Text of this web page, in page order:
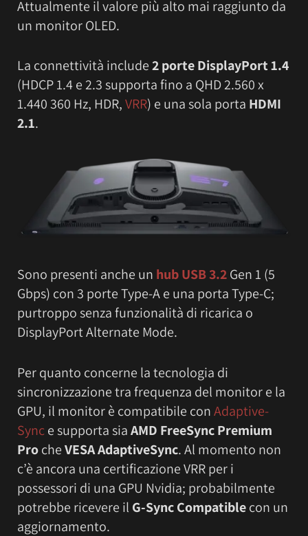
Attualmente il valore più alto mai raggiunto da
un monitor OLED.
La connettività include2 porte DisplayPort 1.4
(HDCP 1.4 e 2.3 supporta fino a QHD 2.560 x
1.440 360 Hz, HDR,VRR) e una sola porta HDMI
2.1.
Sono presenti anche un hub USB 3.2Gen 1 (5
Gbps) con 3 porte Type-A e una porta Type-C;
purtroppo senza funzionalità di ricarica o
DisplayPort Alternate Mode.
Per quanto concerne la tecnologia di
sincronizzazione tra frequenza del monitor e la
GPU, il monitor è compatibile conAdaptive-
Synce supporta siaAMD FreeSync Premium
ProcheVESA AdaptiveSync. Al momento non
c’è ancora una certificazione VRR per i
possessori di una GPU Nvidia; probabilmente
potrebbe ricevere il G-Sync Compatiblecon un
aggiornamento.